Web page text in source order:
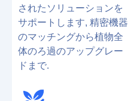
されたソリューションを
サポートします, 精密機器
のマッチングから植物全
体のろ過のアップグレー
ドまで.